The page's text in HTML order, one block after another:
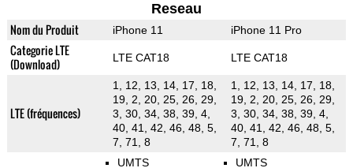
Reseau
Nom du Produit iPhone 11 iPhone 11 Pro
Categorie LTE
(Download)
LTE CAT18 LTE CAT18
LTE (fréquences)
1, 12, 13, 14, 17, 18,
19, 2, 20, 25, 26, 29,
3, 30, 34, 38, 39, 4,
40, 41, 42, 46, 48, 5,
7, 71, 8
1, 12, 13, 14, 17, 18,
19, 2, 20, 25, 26, 29,
3, 30, 34, 38, 39, 4,
40, 41, 42, 46, 48, 5,
7, 71, 8
UMTS UMTS